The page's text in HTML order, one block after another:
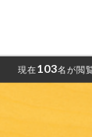
現在103名が閲